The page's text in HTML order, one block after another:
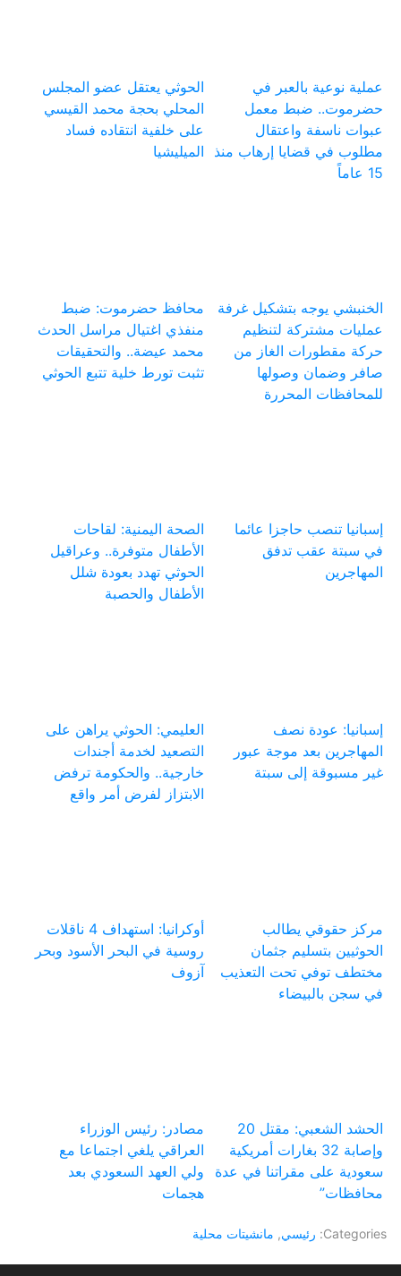
عملية نوعية بالعبر في
حضرموت.. ضبط معمل
عبوات ناسفة واعتقال
مطلوب في قضايا إرهاب منذ
15 عاماً
الحوثي يعتقل عضو المجلس
المحلي بحجة محمد القيسي
على خلفية انتقاده فساد
الميليشيا
الخنبشي يوجه بتشكيل غرفة
عمليات مشتركة لتنظيم
حركة مقطورات الغاز من
صافر وضمان وصولها
للمحافظات المحررة
محافظ حضرموت: ضبط
منفذي اغتيال مراسل الحدث
محمد عيضة.. والتحقيقات
تثبت تورط خلية تتبع الحوثي
إسبانيا تنصب حاجزا عائما
في سبتة عقب تدفق
المهاجرين
الصحة اليمنية: لقاحات
الأطفال متوفرة.. وعراقيل
الحوثي تهدد بعودة شلل
الأطفال والحصبة
إسبانيا: عودة نصف
المهاجرين بعد موجة عبور
غير مسبوقة إلى سبتة
العليمي: الحوثي يراهن على
التصعيد لخدمة أجندات
خارجية.. والحكومة ترفض
الابتزاز لفرض أمر واقع
مركز حقوقي يطالب
الحوثيين بتسليم جثمان
مختطف توفي تحت التعذيب
في سجن بالبيضاء
أوكرانيا: استهداف 4 ناقلات
روسية في البحر الأسود وبحر
آزوف
الحشد الشعبي: مقتل 20
وإصابة 32 بغارات أمريكية
سعودية على مقراتنا في عدة
محافظات”
مصادر: رئيس الوزراء
العراقي يلغي اجتماعا مع
ولي العهد السعودي بعد
هجمات
Categories: رئيسي, مانشيتات محلية